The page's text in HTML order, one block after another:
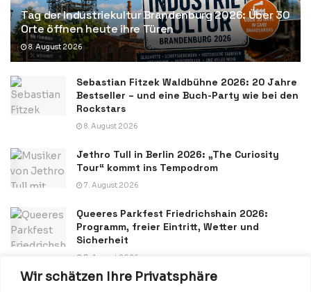
Wir schätzen Ihre Privatsphäre
Tag der Industriekultur Brandenburg 2026: Über 30
Orte öffnen heute ihre Türen
8. August 2026
Sebastian Fitzek Waldbühne 2026: 20 Jahre
Bestseller – und eine Buch-Party wie bei den
Rockstars
8. August 2026
Jethro Tull in Berlin 2026: „The Curiosity
Tour“ kommt ins Tempodrom
7. August 2026
Queeres Parkfest Friedrichshain 2026:
Programm, freier Eintritt, Wetter und
Sicherheit
7. August 2026